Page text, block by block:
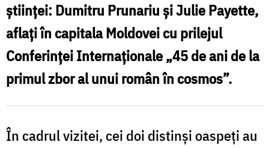
științei: Dumitru Prunariu și Julie Payette,
aflați în capitala Moldovei cu prilejul
Conferinței Internaționale „45 de ani de la
primul zbor al unui român în cosmos”.
În cadrul vizitei, cei doi distinși oaspeți au